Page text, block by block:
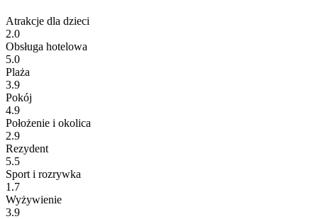
Atrakcje dla dzieci
2.0
Obsługa hotelowa
5.0
Plaża
3.9
Pokój
4.9
Położenie i okolica
2.9
Rezydent
5.5
Sport i rozrywka
1.7
Wyżywienie
3.9